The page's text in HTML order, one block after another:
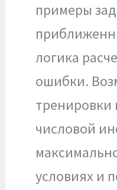
примеры
логика
ошибки.
тренировки
числовой
условиях и